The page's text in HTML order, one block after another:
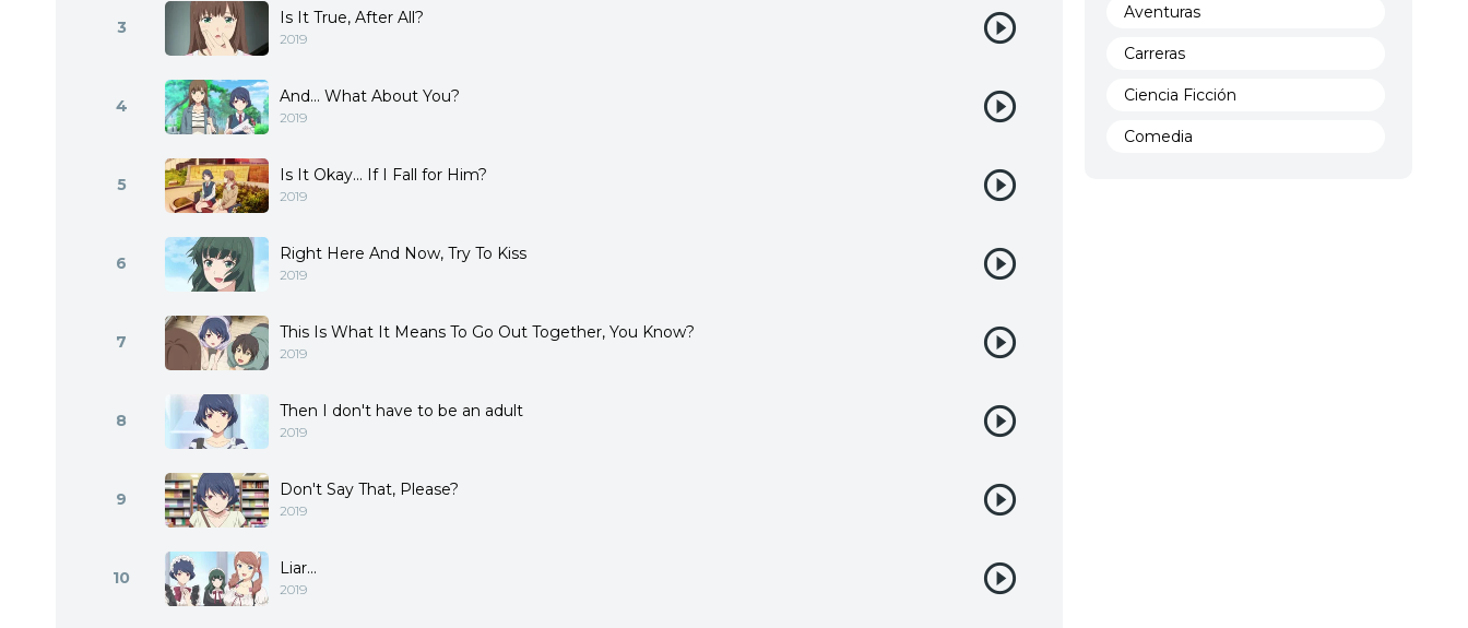
3 Is It True, After All?
2019
4 And... What About You?
2019
5 Is It Okay... If I Fall for Him?
2019
6 Right Here And Now, Try To Kiss
2019
7 This Is What It Means To Go Out Together, You Know?
2019
8 Then I don't have to be an adult
2019
9 Don't Say That, Please?
2019
10 Liar...
2019
Aventuras
Carreras
Ciencia Ficción
Comedia